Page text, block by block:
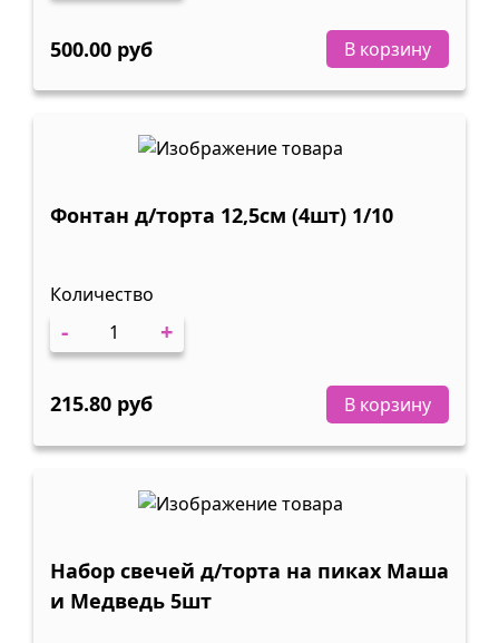
500.00 руб В корзину
Фонтан д/торта 12,5см (4шт) 1/10
Количество
- +
215.80 руб В корзину
Набор свечей д/торта на пиках Маша
и Медведь 5шт